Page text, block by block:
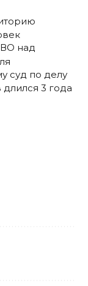
над
суд по делу
3 года